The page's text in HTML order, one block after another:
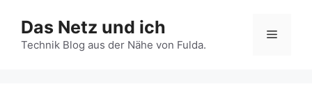
Inhalt
springen
Das Netz und ich
Technik Blog aus der Nähe von Fulda.
Menü